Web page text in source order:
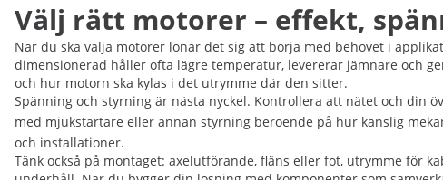
Välj rätt motorer – effekt,
När du ska välja motorer lönar det sig att börja med behovet i
dimensionerad håller ofta lägre temperatur, levererar jämnare och
och hur motorn ska kylas i det utrymme där den sitter.
Spänning och styrning är nästa nyckel. Kontrollera att nätet och din
med mjukstartare eller annan styrning beroende på hur känslig
och installationer.
Tänk också på montaget: axelutförande, fläns eller fot, utrymme för